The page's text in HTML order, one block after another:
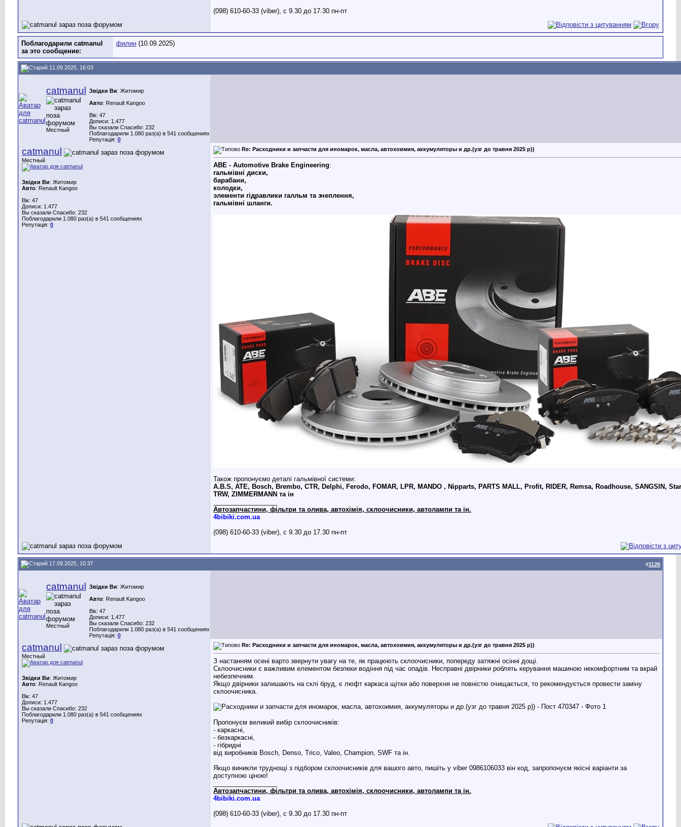
(098) 610-60-33 (viber), с 9.30 до 17.30 пн-пт
Поблагодарили catmanul
за это сообщение:
филин (10.09.2025)
11.09.2025, 16:03
catmanul
Местный
Звідки Ви: Житомир
Авто: Renault Kangoo
Вік: 47
Дописи: 1.477
Вы сказали Спасибо: 232
Поблагодарили 1.080 раз(а) в 541 сообщениях
Репутація: 0
catmanul
Местный
Звідки Ви: Житомир
Авто: Renault Kangoo
Вік: 47
Дописи: 1.477
Вы сказали Спасибо: 232
Поблагодарили 1.080 раз(а) в 541 сообщениях
Репутація: 0
Re: Расходники и запчасти для иномарок, масла, автохоимия, аккумуляторы и др.(узг до травня 2025 р))
ABE - Automotive Brake Engineering:
гальмівні диски,
барабани,
колодки,
элементи гідравлики галльм та зчеплення,
гальмівні шланги.
Також пропонуємо деталі гальмівної системи:
A.B.S, ATE, Bosch, Brembo, CTR, Delphi, Ferodo, FOMAR, LPR, MANDO , Nipparts, PARTS MALL, Profit, RIDER, Remsa, Roadhouse, SANGSIN,
TRW, ZIMMERMANN та ін
Автозапчастини, фільтри та олива, автохімія, склоочисники, автолампи та ін.
4bibiki.com.ua
(098) 610-60-33 (viber), с 9.30 до 17.30 пн-пт
17.09.2025, 10:37 #1126
catmanul
Местный
Звідки Ви: Житомир
Авто: Renault Kangoo
Вік: 47
Дописи: 1.477
Вы сказали Спасибо: 232
Поблагодарили 1.080 раз(а) в 541 сообщениях
Репутація: 0
catmanul
Местный
Звідки Ви: Житомир
Авто: Renault Kangoo
Вік: 47
Дописи: 1.477
Вы сказали Спасибо: 232
Поблагодарили 1.080 раз(а) в 541 сообщениях
Репутація: 0
Re: Расходники и запчасти для иномарок, масла, автохоимия, аккумуляторы и др.(узг до травня 2025 р))
З настанням осені варто звернути увагу на те, як працюють склоочисники, попереду затяжні осінні дощі.
Склоочисники є важливим елементом безпеки водіння під час опадів. Несправні двірники роблять керування машиною некомфортним та вкрай
небезпечним.
Якщо двірники залишають на склі бруд, є люфт каркаса щітки або поверхня не повністю очищається, то рекомендується провести заміну
склоочисника.
Пропонуєм великий вибір склоочисників:
- каркасні,
- безкаркасні,
- гібридні
від виробників Bosch, Denso, Trico, Valeo, Champion, SWF та ін.
Якщо виникли труднощі з підбором склоочисників для вашого авто, пишіть у viber 0986106033 він код, запропонуєм якісні варіанти за
доступною ціною!
Автозапчастини, фільтри та олива, автохімія, склоочисники, автолампи та ін.
4bibiki.com.ua
(098) 610-60-33 (viber), с 9.30 до 17.30 пн-пт